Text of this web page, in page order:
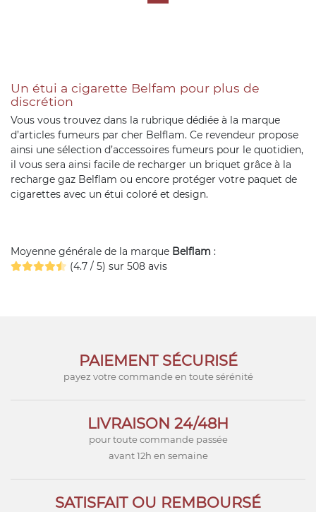
Un étui a cigarette Belfam pour plus de
discrétion
Vous vous trouvez dans la rubrique dédiée à la marque
d’articles fumeurs par cher Belflam. Ce revendeur propose
ainsi une sélection d’accessoires fumeurs pour le quotidien,
il vous sera ainsi facile de recharger un briquet grâce à la
recharge gaz Belflam ou encore protéger votre paquet de
cigarettes avec un étui coloré et design.
Moyenne générale de la marque Belflam :
(4.7 / 5) sur 508 avis
PAIEMENT SÉCURISÉ
payez votre commande en toute sérénité
LIVRAISON 24/48H
pour toute commande passée
avant 12h en semaine
SATISFAIT OU REMBOURSÉ